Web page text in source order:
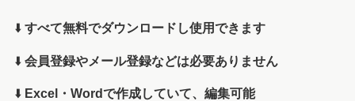
⬇️ すべて無料でダウンロードし使用できます
⬇️ 会員登録やメール登録などは必要ありません
⬇️ Excel・Wordで作成していて、編集可能